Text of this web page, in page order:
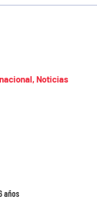
,Noticias
años